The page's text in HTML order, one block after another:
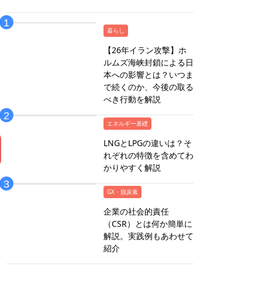
暮らし
【26年イラン攻撃】ホ
ルムズ海峡封鎖による日
本への影響とは？いつま
で続くのか、今後の取る
べき行動を解説
エネルギー基礎
LNGとLPGの違いは？そ
れぞれの特徴を含めてわ
かりやすく解説
GX・脱炭素
企業の社会的責任
（CSR）とは何か簡単に
解説。実践例もあわせて
紹介